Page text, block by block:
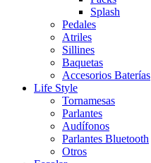
Splash
Pedales
Atriles
Sillines
Baquetas
Accesorios Baterías
Life Style
Tornamesas
Parlantes
Audífonos
Parlantes Bluetooth
Otros